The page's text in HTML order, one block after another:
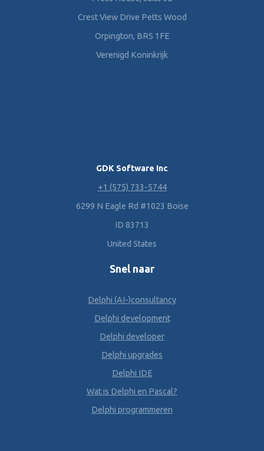
Crest View Drive Petts Wood
Orpington, BR5 1FE
Verenigd Koninkrijk
GDK Software Inc
+1 (575) 733-5744
6299 N Eagle Rd #1023 Boise
ID 83713
United States
Snel naar
Delphi (AI-)consultancy
Delphi development
Delphi developer
Delphi upgrades
Delphi IDE
Wat is Delphi en Pascal?
Delphi programmeren